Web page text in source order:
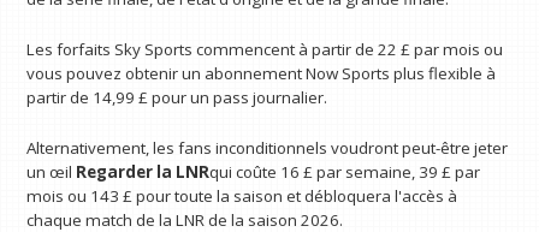
Les forfaits Sky Sports commencent à partir de 22 £ par mois ou
vous pouvez obtenir un abonnement Now Sports plus flexible à
partir de 14,99 £ pour un pass journalier.
Alternativement, les fans inconditionnels voudront peut-être jeter
un œil Regarder la LNRqui coûte 16 £ par semaine, 39 £ par
mois ou 143 £ pour toute la saison et débloquera l'accès à
chaque match de la LNR de la saison 2026.